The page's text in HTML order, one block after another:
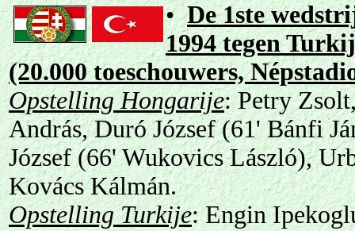
•De 1ste
1994 tegen
(20.000 toeschouwers,
Opstelling Hongarije: Petry
András, Duró József (61' Bánfi
József (66' Wukovics László),
Kovács Kálmán.
Opstelling Turkije: Engin